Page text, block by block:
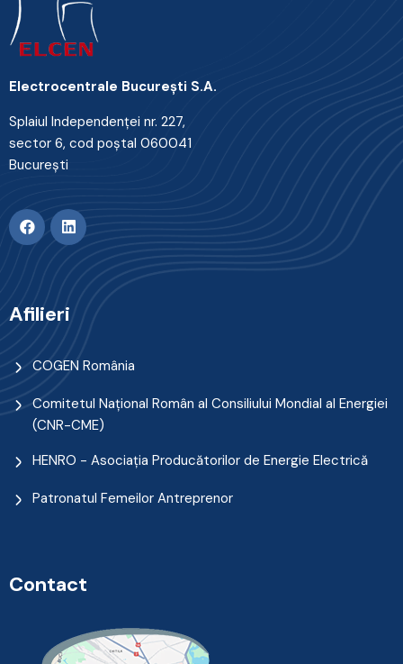
Electrocentrale Bucureşti S.A.
Splaiul Independenţei nr. 227,
sector 6, cod poştal 060041
Bucureşti
Afilieri
COGEN România
Comitetul Naţional Român al Consiliului Mondial al Energiei
(CNR-CME)
HENRO - Asociația Producătorilor de Energie Electrică
Patronatul Femeilor Antreprenor
Contact